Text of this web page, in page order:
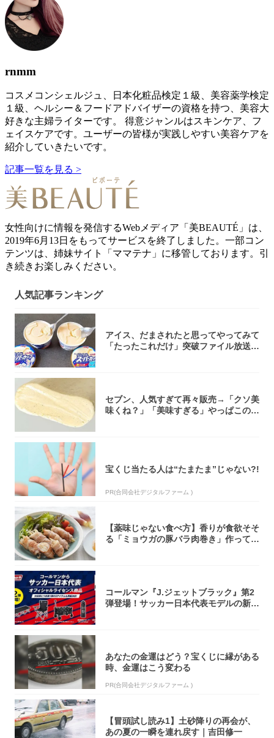
rnmm
コスメコンシェルジュ、日本化粧品検定１級、美容薬学検定
１級、ヘルシー＆フードアドバイザーの資格を持つ、美容大
好きな主婦ライターです。 得意ジャンルはスキンケア、フ
ェイスケアです。ユーザーの皆様が実践しやすい美容ケアを
紹介していきたいです。
記事一覧を見る >
女性向けに情報を発信するWebメディア「美BEAUTÉ」は、
2019年6月13日をもってサービスを終了しました。一部コン
テンツは、姉妹サイト「ママテナ」に移管しております。引
き続きお楽しみください。
人気記事ランキング
アイス、だまされたと思ってやってみて
「たったこれだけ」突破ファイル放送で
セブン、人気すぎて再々販売→「クソ美
味くね？」「美味すぎる」やっぱこのク
宝くじ当たる人は“たまたま”じゃない?!
PR(合同会社デジタルファーム )
【薬味じゃない食べ方】香りが食欲そそ
る「ミョウガの豚バラ肉巻き」作ってみ
コールマン『J.ジェットブラック』第2
弾登場！サッカー日本代表モデルの新作
あなたの金運はどう？宝くじに縁がある
時、金運はこう変わる
PR(合同会社デジタルファーム )
【冒頭試し読み1】土砂降りの再会が、
あの夏の一瞬を連れ戻す｜吉田修一